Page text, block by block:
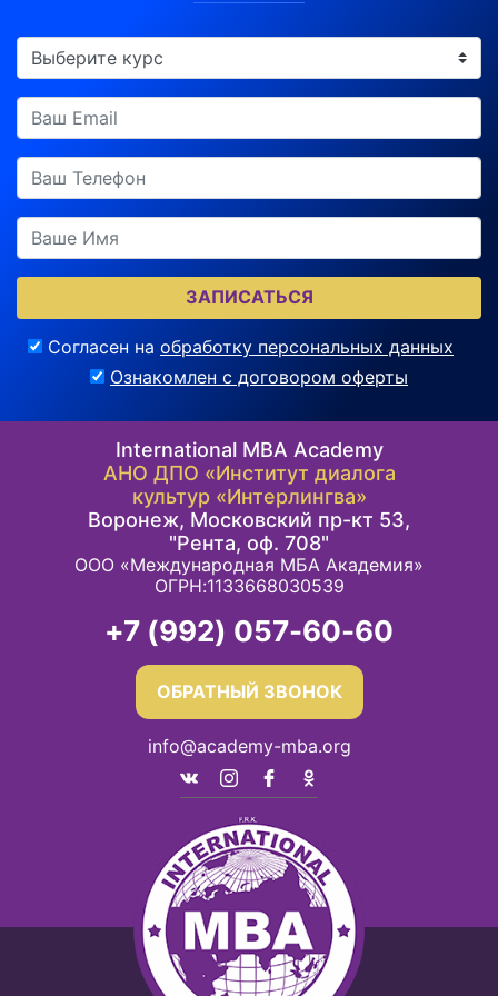
ЗАПИСАТЬСЯ
Согласен на обработку персональных данных
Ознакомлен с договором оферты
International MBA Academy
АНО ДПО «Институт диалога
культур «Интерлингва»
Воронеж, Московский пр-кт 53,
"Рента, оф. 708"
ООО «Международная МБА Академия»
ОГРН:1133668030539
+7 (992) 057-60-60
ОБРАТНЫЙ ЗВОНОК
info@academy-mba.org
T S d c